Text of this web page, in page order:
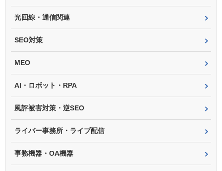
光回線・通信関連
SEO対策
MEO
AI・ロボット・RPA
風評被害対策・逆SEO
ライバー事務所・ライブ配信
事務機器・OA機器